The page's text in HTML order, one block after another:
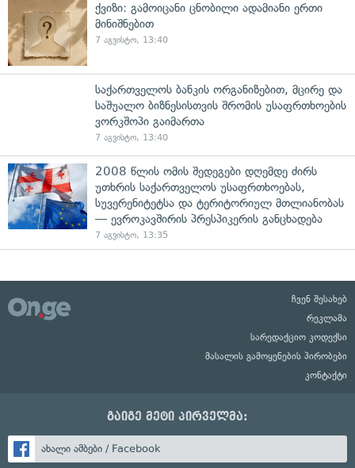
ქვიზი: გამოიცანი ცნობილი ადამიანი ერთი
მინიშნებით
7 აგვისტო, 13:40
საქართველოს ბანკის ორგანიზებით, მცირე და
საშუალო ბიზნესისთვის შრომის უსაფრთხოების
ვორკშოპი გაიმართა
7 აგვისტო, 13:40
2008 წლის ომის შედეგები დღემდე ძირს
უთხრის საქართველოს უსაფრთხოებას,
სუვერენიტეტსა და ტერიტორიულ მთლიანობას
— ევროკავშირის პრესპიკერის განცხადება
7 აგვისტო, 13:35
ჩვენ შესახებ
რეკლამა
სარედაქციო კოდექსი
მასალის გამოყენების პირობები
კონტაქტი
გაიგე მეტი პირველმა:
ახალი ამბები / Facebook